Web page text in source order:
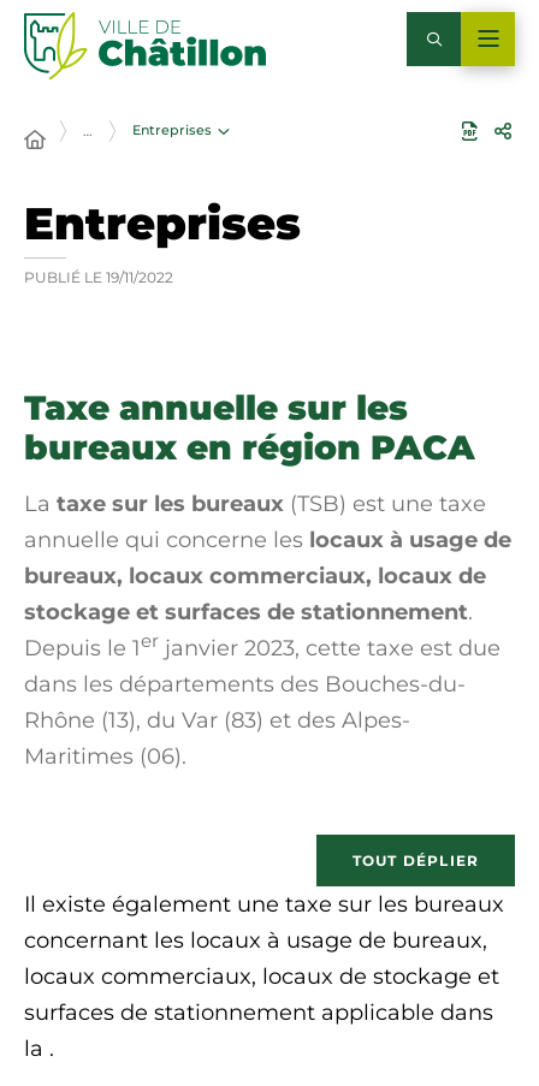
… Entreprises
Entreprises
PUBLIÉ LE 19/11/2022
Taxe annuelle sur les
bureaux en région PACA
La taxe sur les bureaux (TSB) est une taxe
annuelle qui concerne les locaux à usage de
bureaux, locaux commerciaux, locaux de
stockage et surfaces de stationnement.
Depuis le 1er janvier 2023, cette taxe est due
dans les départements des Bouches-du-
Rhône (13), du Var (83) et des Alpes-
Maritimes (06).
TOUT DÉPLIER
Il existe également une taxe sur les bureaux
concernant les locaux à usage de bureaux,
locaux commerciaux, locaux de stockage et
surfaces de stationnement applicable dans
la .